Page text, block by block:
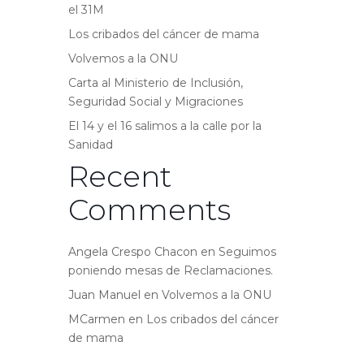
el 31M
Los cribados del cáncer de mama
Volvemos a la ONU
Carta al Ministerio de Inclusión,
Seguridad Social y Migraciones
El 14 y el 16 salimos a la calle por la
Sanidad
Recent
Comments
Angela Crespo Chacon en Seguimos
poniendo mesas de Reclamaciones.
Juan Manuel en Volvemos a la ONU
MCarmen en Los cribados del cáncer
de mama